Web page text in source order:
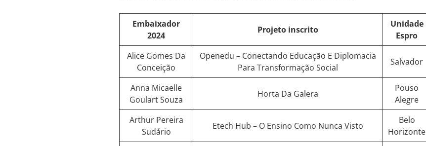
Embaixador
2024
Projeto inscrito
Unidade
Espro
Alice Gomes Da
Conceição
Openedu – Conectando Educação E Diplomacia
Para Transformação Social
Salvador
Anna Micaelle
Goulart Souza
Horta Da Galera
Pouso
Alegre
Arthur Pereira
Sudário
Etech Hub – O Ensino Como Nunca Visto
Belo
Horizonte